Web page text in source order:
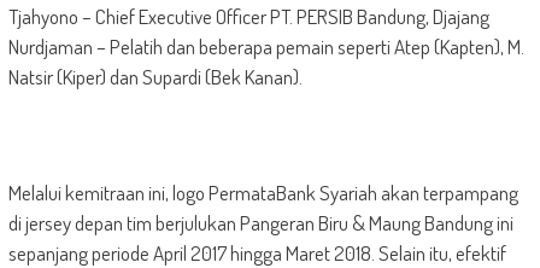
Tjahyono – Chief Executive Officer PT. PERSIB Bandung, Djajang
Nurdjaman – Pelatih dan beberapa pemain seperti Atep (Kapten), M.
Natsir (Kiper) dan Supardi (Bek Kanan).
Melalui kemitraan ini, logo PermataBank Syariah akan terpampang
di jersey depan tim berjulukan Pangeran Biru & Maung Bandung ini
sepanjang periode April 2017 hingga Maret 2018. Selain itu, efektif